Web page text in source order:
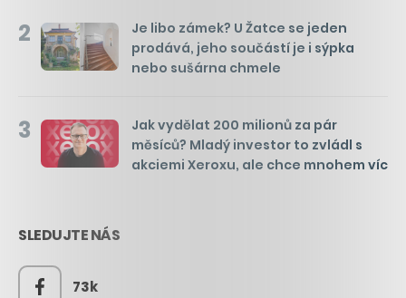
2
Je libo zámek? U Žatce se jeden
prodává, jeho součástí je i sýpka
nebo sušárna chmele
3
Jak vydělat 200 milionů za pár
měsíců? Mladý investor to zvládl s
akciemi Xeroxu, ale chce mnohem víc
SLEDUJTE NÁS
73k